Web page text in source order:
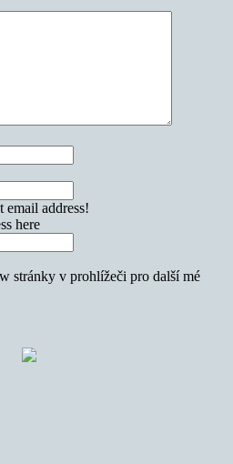
email address!
here
stránky v prohlížeči pro další mé